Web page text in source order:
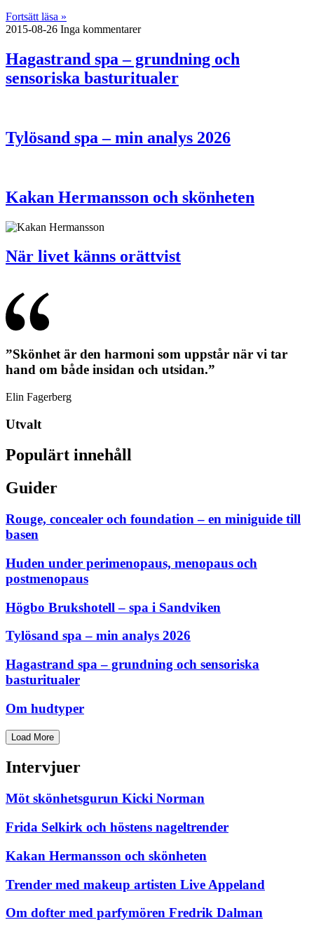
Fortsätt läsa »
2015-08-26 Inga kommentarer
Hagastrand spa – grundning och
sensoriska basturitualer
Tylösand spa – min analys 2026
Kakan Hermansson och skönheten
När livet känns orättvist
”Skönhet är den harmoni som uppstår när vi tar
hand om både insidan och utsidan.”
Elin Fagerberg
Utvalt
Populärt innehåll
Guider
Rouge, concealer och foundation – en miniguide till
basen
Huden under perimenopaus, menopaus och
postmenopaus
Högbo Brukshotell – spa i Sandviken
Tylösand spa – min analys 2026
Hagastrand spa – grundning och sensoriska
basturitualer
Om hudtyper
Load More
Intervjuer
Möt skönhetsgurun Kicki Norman
Frida Selkirk och höstens nageltrender
Kakan Hermansson och skönheten
Trender med makeup artisten Live Appeland
Om dofter med parfymören Fredrik Dalman